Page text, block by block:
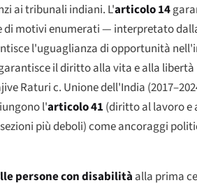
ai tribunali indiani. L'articolo 14
di motivi enumerati — interpretato
l'uguaglianza di opportunità
il diritto alla vita e alla
Raturi c. Unione dell'India
l'articolo 41 (diritto al lavoro e
più deboli) come ancoraggi
persone con disabilità alla prima